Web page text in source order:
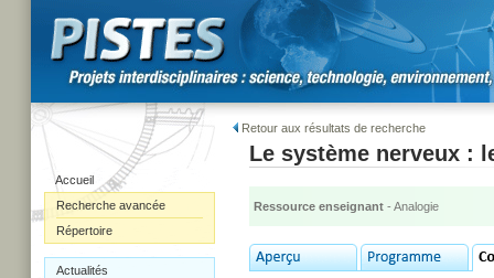
Accueil
Recherche avancée
Répertoire
Actualités
Retour aux résultats de recherche
Le système nerveux :
Ressource enseignant - Analogie